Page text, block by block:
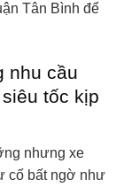
Tân Bình để
nhu cầu
tốc kịp
nhưng xe
cố bất ngờ như